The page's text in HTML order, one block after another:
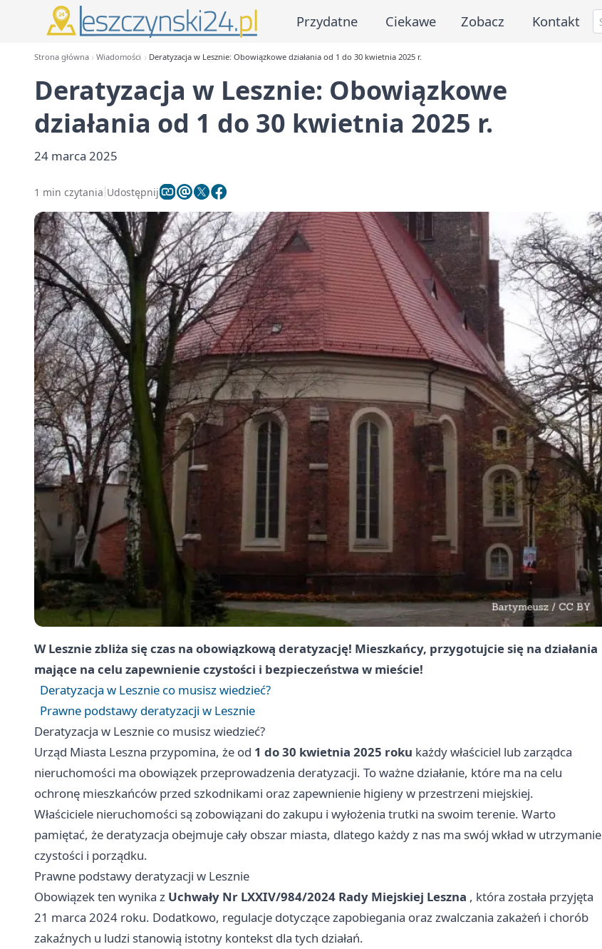
Przydatne Ciekawe Zobacz Kontakt
Strona główna Wiadomości Deratyzacja w Lesznie: Obowiązkowe działania od 1 do 30 kwietnia 2025 r.
Deratyzacja w Lesznie: Obowiązkowe
działania od 1 do 30 kwietnia 2025 r.
24 marca 2025
1 min czytania Udostępnij
W Lesznie zbliża się czas na obowiązkową deratyzację! Mieszkańcy, przygotujcie się na działania
mające na celu zapewnienie czystości i bezpieczeństwa w mieście!
Deratyzacja w Lesznie co musisz wiedzieć?
Prawne podstawy deratyzacji w Lesznie
Deratyzacja w Lesznie co musisz wiedzieć?
Urząd Miasta Leszna przypomina, że od 1 do 30 kwietnia 2025 roku każdy właściciel lub zarządca
nieruchomości ma obowiązek przeprowadzenia deratyzacji. To ważne działanie, które ma na celu
ochronę mieszkańców przed szkodnikami oraz zapewnienie higieny w przestrzeni miejskiej.
Właściciele nieruchomości są zobowiązani do zakupu i wyłożenia trutki na swoim terenie. Warto
pamiętać, że deratyzacja obejmuje cały obszar miasta, dlatego każdy z nas ma swój wkład w utrzymanie
czystości i porządku.
Prawne podstawy deratyzacji w Lesznie
Obowiązek ten wynika z Uchwały Nr LXXIV/984/2024 Rady Miejskiej Leszna , która została przyjęta
21 marca 2024 roku. Dodatkowo, regulacje dotyczące zapobiegania oraz zwalczania zakażeń i chorób
zakaźnych u ludzi stanowią istotny kontekst dla tych działań.